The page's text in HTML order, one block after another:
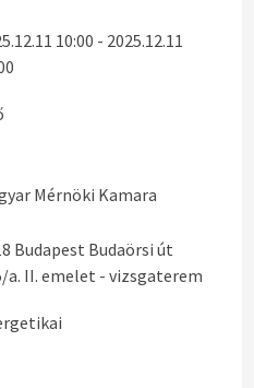
10:00 - 2025.12.11
Mérnöki Kamara
Budapest Budaörsi út
a. II. emelet - vizsgaterem